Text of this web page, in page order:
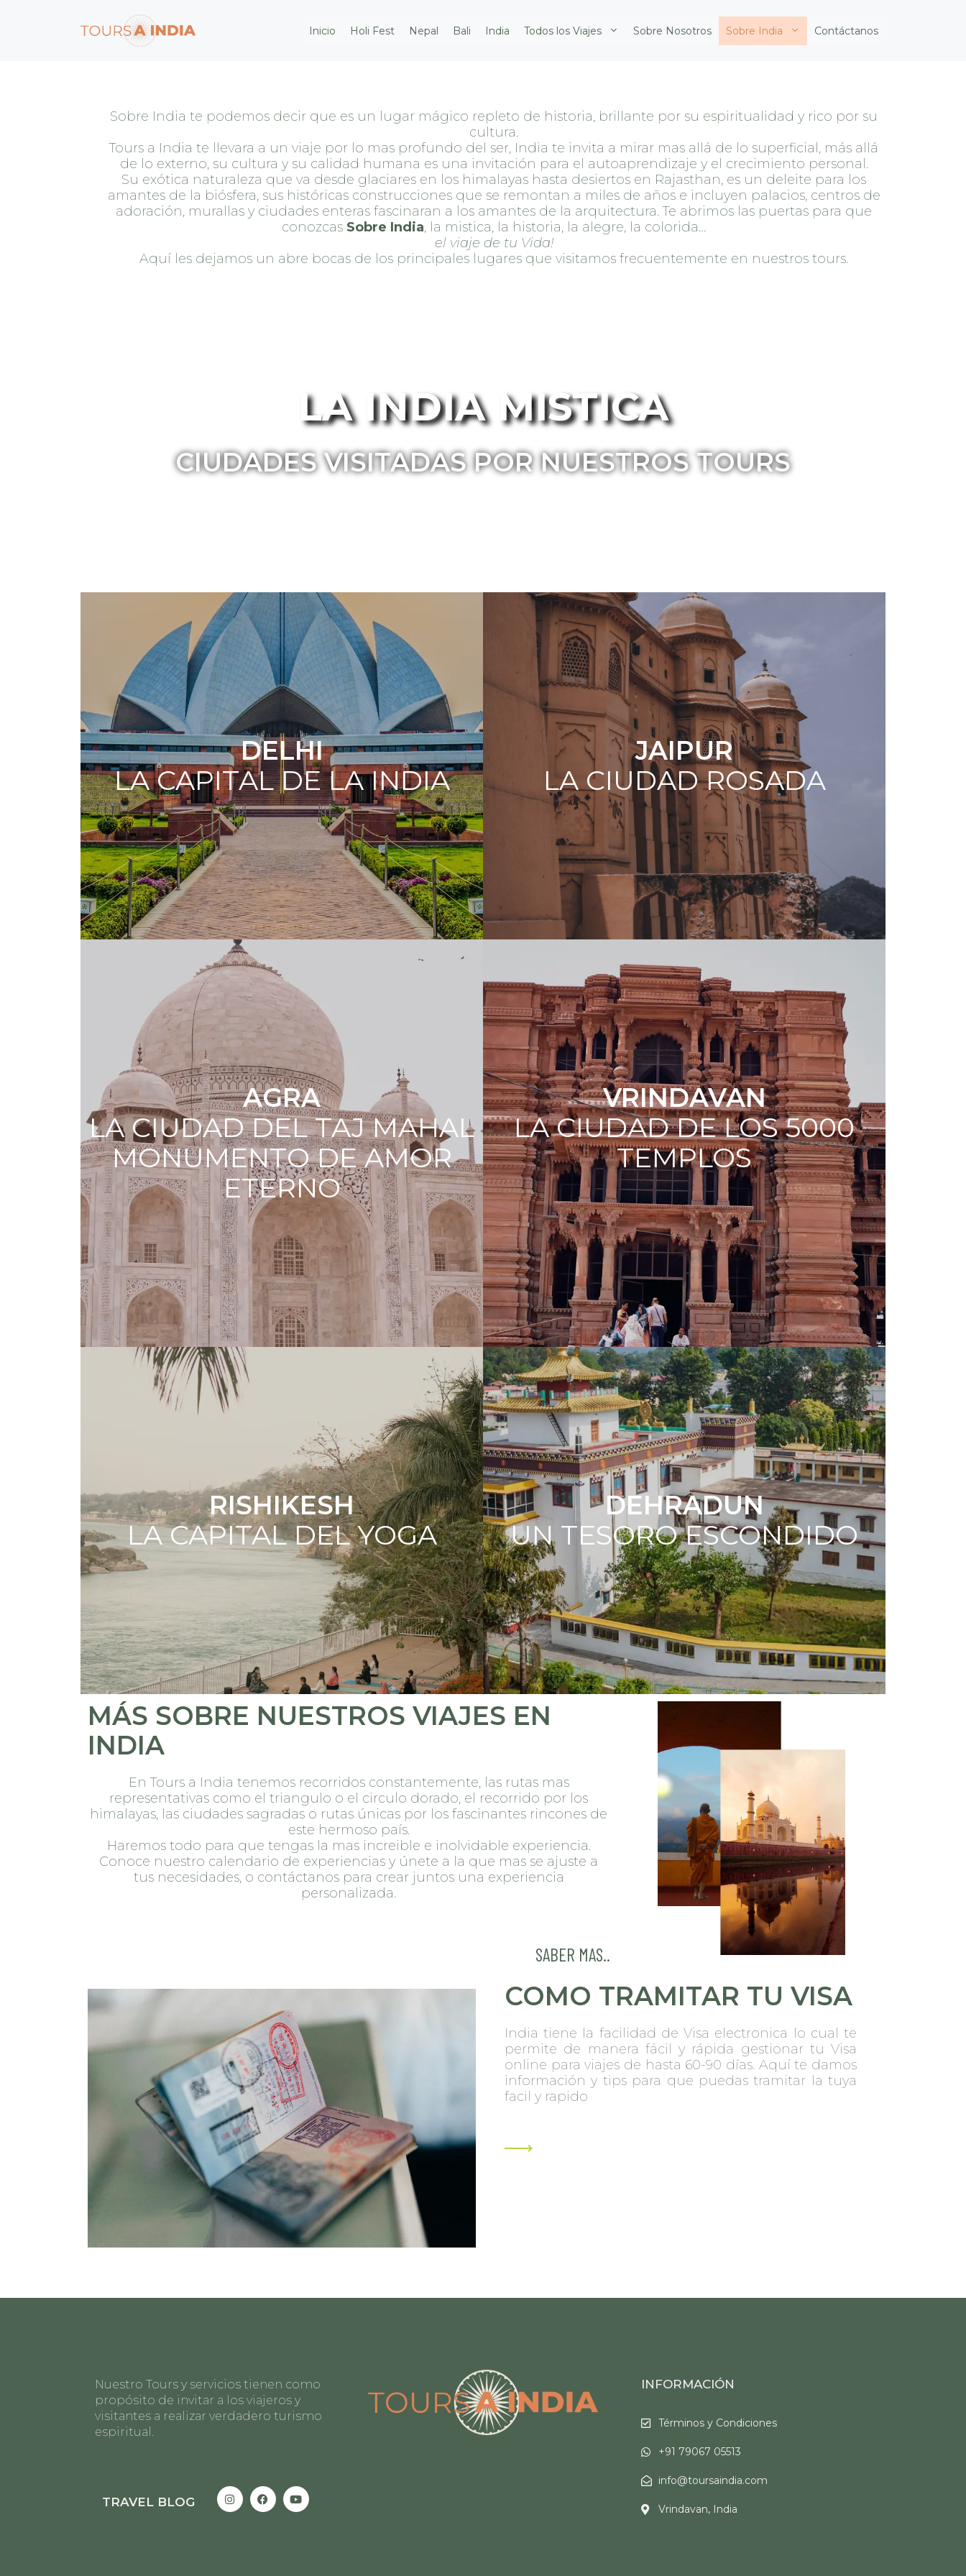
Inicio Holi Fest Nepal Bali India Todos los Viajes Sobre Nosotros Sobre India Contáctanos
Sobre India te podemos decir que es un lugar mágico repleto de historia, brillante por su espiritualidad y rico por su
cultura.
Tours a India te llevara a un viaje por lo mas profundo del ser, India te invita a mirar mas allá de lo superficial, más allá
de lo externo, su cultura y su calidad humana es una invitación para el autoaprendizaje y el crecimiento personal.
Su exótica naturaleza que va desde glaciares en los himalayas hasta desiertos en Rajasthan, es un deleite para los
amantes de la biósfera, sus históricas construcciones que se remontan a miles de años e incluyen palacios, centros de
adoración, murallas y ciudades enteras fascinaran a los amantes de la arquitectura. Te abrimos las puertas para que
conozcas Sobre India, la mistica, la historia, la alegre, la colorida…
el viaje de tu Vida!
Aquí les dejamos un abre bocas de los principales lugares que visitamos frecuentemente en nuestros tours.
LA INDIA MISTICA
CIUDADES VISITADAS POR NUESTROS TOURS
DELHI
LA CAPITAL DE LA INDIA
JAIPUR
LA CIUDAD ROSADA
AGRA
LA CIUDAD DEL TAJ MAHAL
MONUMENTO DE AMOR
ETERNO
VRINDAVAN
LA CIUDAD DE LOS 5000
TEMPLOS
RISHIKESH
LA CAPITAL DEL YOGA
DEHRADUN
UN TESORO ESCONDIDO
MÁS SOBRE NUESTROS VIAJES EN
INDIA
En Tours a India tenemos recorridos constantemente, las rutas mas
representativas como el triangulo o el circulo dorado, el recorrido por los
himalayas, las ciudades sagradas o rutas únicas por los fascinantes rincones de
este hermoso país.
Haremos todo para que tengas la mas increible e inolvidable experiencia.
Conoce nuestro calendario de experiencias y únete a la que mas se ajuste a
tus necesidades, o contáctanos para crear juntos una experiencia
personalizada.
SABER MAS..
COMO TRAMITAR TU VISA
India tiene la facilidad de Visa electronica lo cual te
permite de manera fácil y rápida gestionar tu Visa
online para viajes de hasta 60-90 días. Aquí te damos
información y tips para que puedas tramitar la tuya
facil y rapido
Nuestro Tours y servicios tienen como
propósito de invitar a los viajeros y
visitantes a realizar verdadero turismo
espiritual.
TRAVEL BLOG
INFORMACIÓN
Términos y Condiciones
+91 79067 05513
info@toursaindia.com
Vrindavan, India